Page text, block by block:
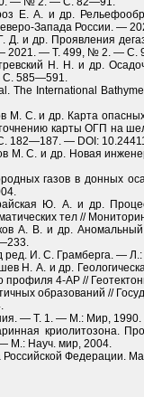
Е. А. и др.
Запада России.
и др. Проявления
— 2021. — Т. 499, № 2. —
Н. Н. и др.
С. 585—591.
The International
С. и др. Карта
карты ОГП на
— DOI:
М. С. и др. Новая
газов в донных
Ю. А. и др.
тел //
А. В. и др. Аномальный
ред. И. С. Грамберга. —
А. и др.
профиля 4-АР //
образований //
— Т. 1. — М.: Мир,
криолитозона.
М.: Науч. мир, 2004.
Российской